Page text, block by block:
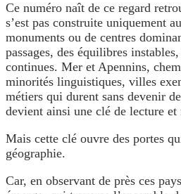
Ce numéro naît de ce regard
s’est pas construite uniquement
monuments ou de centres
passages, des équilibres
continues. Mer et Apennins,
minorités linguistiques, villes
métiers qui durent sans devenir
devient ainsi une clé de lecture et
Mais cette clé ouvre des portes
géographie.
Car, en observant de près ces